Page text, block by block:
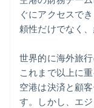
ぐにアクセスで
頼性だけでなく
世界的に海外旅
これまで以上に
空港は決済と顧
す。しかし、エ